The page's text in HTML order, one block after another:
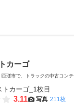
カーゴ
瑳市で、トラックの中古コンテ
3.11 写真 211枚